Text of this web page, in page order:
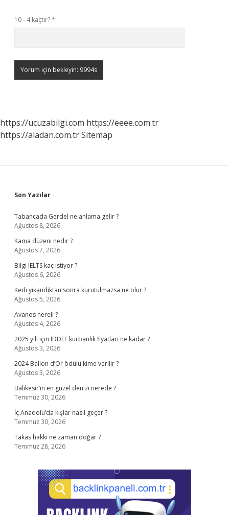
10 - 4 kaçtır?*
https://ucuzabilgi.com https://eeee.com.tr
https://aladan.com.trSitemap
Sidebar
Son Yazılar
Tabancada Gerdel ne anlama gelir ?
Ağustos 8, 2026
Kama düzeni nedir ?
Ağustos 7, 2026
Bilgi IELTS kaç istiyor ?
Ağustos 6, 2026
Kedi yıkandıktan sonra kurutulmazsa ne olur ?
Ağustos 5, 2026
Avanos nereli ?
Ağustos 4, 2026
2025 yılı için İDDEF kurbanlık fiyatları ne kadar ?
Ağustos 3, 2026
2024 Ballon d’Or ödülü kime verilir ?
Ağustos 3, 2026
Balıkesir’in en güzel denizi nerede ?
Temmuz 30, 2026
İç Anadolu’da kışlar nasıl geçer ?
Temmuz 30, 2026
Takas hakkı ne zaman doğar ?
Temmuz 28, 2026